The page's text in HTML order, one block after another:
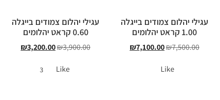
עגילי יהלום צמודים בייגלה
1.00 קראט יהלומים
₪7,500.00
₪7,100.00
Like
עגילי יהלום צמודים בייגלה
0.60 קראט יהלומים
₪3,900.00
₪3,200.00
Like
3